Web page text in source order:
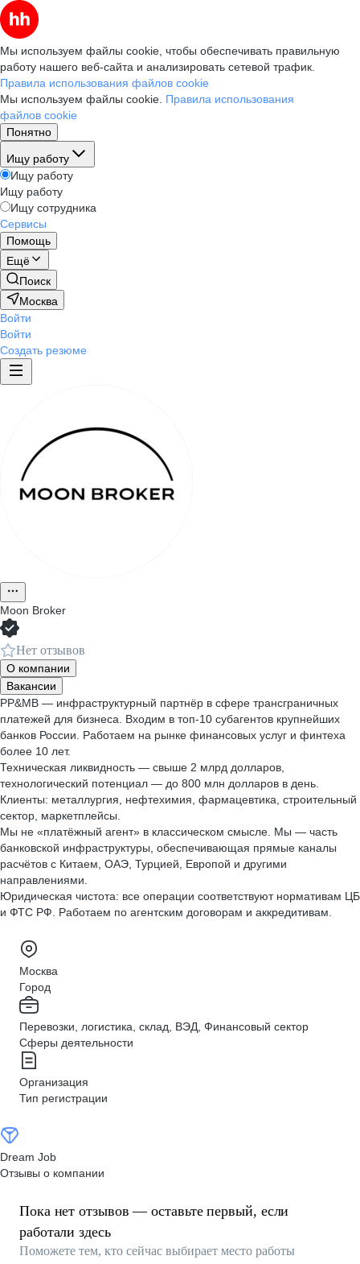
Мы используем файлы cookie, чтобы обеспечивать правильную
работу нашего веб-сайта и анализировать сетевой трафик.
Правила использования файлов cookie
Мы используем файлы cookie. Правила использования
файлов cookie
Понятно
Ищу работу
Ищу работу
Ищу работу
Ищу сотрудника
Сервисы
Помощь
Ещё
Поиск
Москва
Войти
Войти
Создать резюме
Moon Broker
Нет отзывов
О компании
Вакансии
PP&MB — инфраструктурный партнёр в сфере трансграничных
платежей для бизнеса. Входим в топ-10 субагентов крупнейших
банков России. Работаем на рынке финансовых услуг и финтеха
более 10 лет.
Техническая ликвидность — свыше 2 млрд долларов,
технологический потенциал — до 800 млн долларов в день.
Клиенты: металлургия, нефтехимия, фармацевтика, строительный
сектор, маркетплейсы.
Мы не «платёжный агент» в классическом смысле. Мы — часть
банковской инфраструктуры, обеспечивающая прямые каналы
расчётов с Китаем, ОАЭ, Турцией, Европой и другими
направлениями.
Юридическая чистота: все операции соответствуют нормативам ЦБ
и ФТС РФ. Работаем по агентским договорам и аккредитивам.
Москва
Город
Перевозки, логистика, склад, ВЭД, Финансовый сектор
Сферы деятельности
Организация
Тип регистрации
Dream Job
Отзывы о компании
Пока нет отзывов — оставьте первый, если
работали здесь
Поможете тем, кто сейчас выбирает место работы